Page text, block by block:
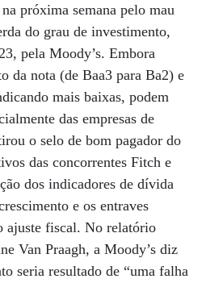
próxima semana pelo mau
do grau de investimento,
pela Moody’s. Embora
da nota (de Baa3 para Ba2) e
mais baixas, podem
das empresas de
o selo de bom pagador do
das concorrentes Fitch e
dos indicadores de dívida
e os entraves
fiscal. No relatório
Van Praagh, a Moody’s diz
seria resultado de “uma falha